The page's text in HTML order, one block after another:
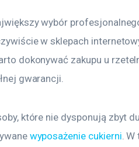
wybór
w sklepach
dokonywać zakupu u
gwarancji.
które nie dysponują zbyt
wyposażenie cukierni .